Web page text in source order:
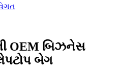
OEM બિઝનેસ
બેગ